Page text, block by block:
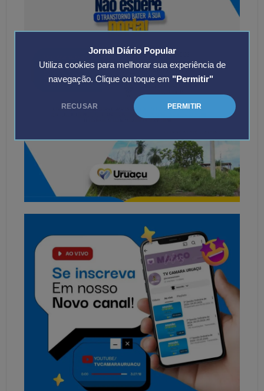
Jornal Diário Popular
Utiliza cookies para melhorar sua experiência de
navegação. Clique ou toque em "Permitir"
RECUSAR PERMITIR